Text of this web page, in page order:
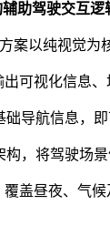
辅助驾驶交互逻
案以纯视觉
可视化信息
导航信息，
构，将驾驶场
盖昼夜、气候